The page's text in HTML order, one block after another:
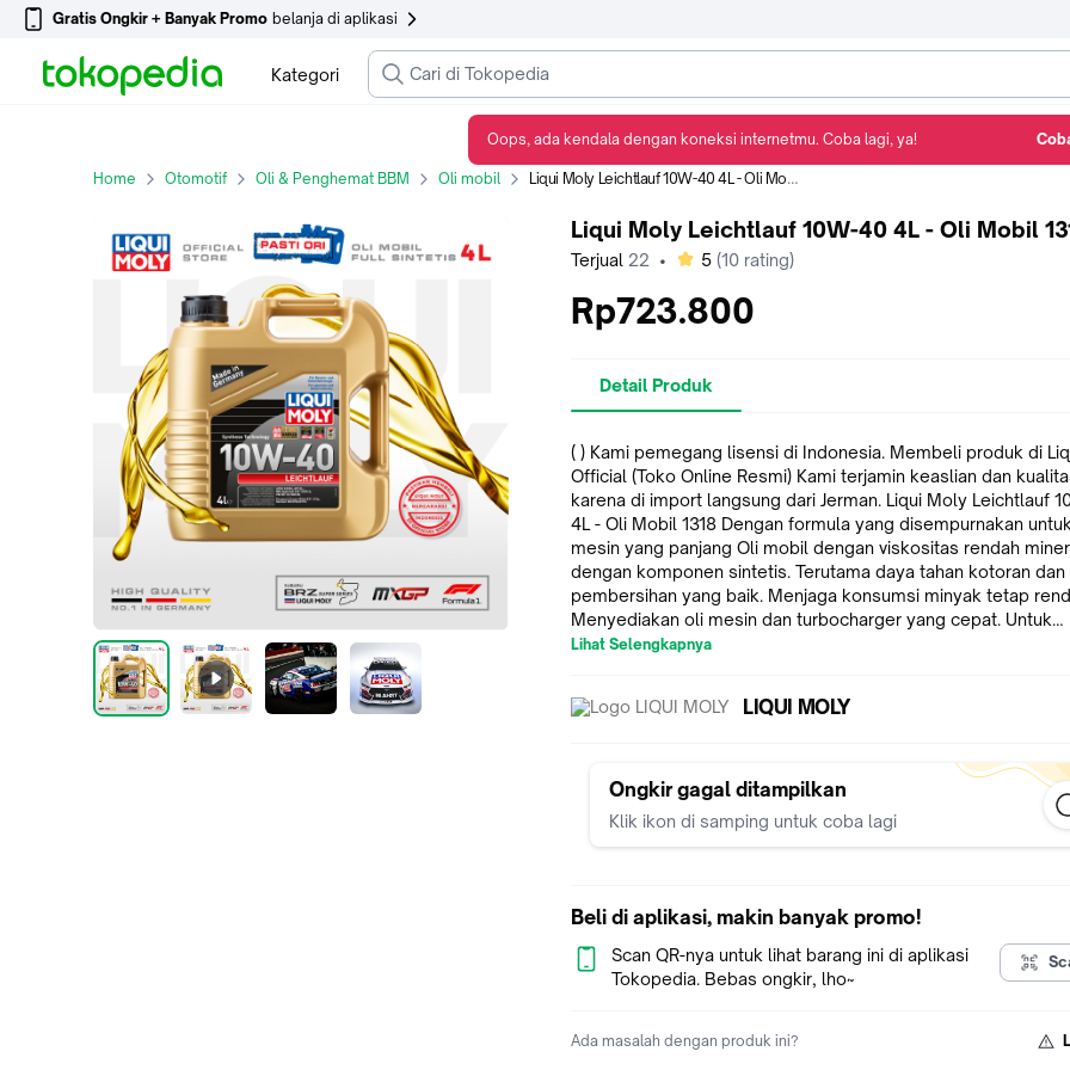
Gratis Ongkir + Banyak Promo belanja di aplikasi
Kategori
Liqui Moly Leichtlauf 10W-40 4L - Oli Mobil 1318
Home Otomotif Oli & Penghemat BBM Oli mobil Liqui Moly Leichtlauf 10W-40 4L - Oli Mobil 1318
Liqui Moly Leichtlauf 10W-40 4L - Oli Mobil
Terjual 22 • bintang
5 (10 rating)
Rp723.800
Detail Produk
( ) Kami pemegang lisensi di Indonesia. Membeli produk di Liqui Moly
Official (Toko Online Resmi) Kami terjamin keaslian dan
karena di import langsung dari Jerman. Liqui Moly Leichtlauf 10W-40
4L - Oli Mobil 1318 Dengan formula yang disempurnakan untuk usia
mesin yang panjang Oli mobil dengan viskositas rendah
dengan komponen sintetis. Terutama daya tahan kotoran dan
pembersihan yang baik. Menjaga konsumsi minyak tetap
Menyediakan oli mesin dan turbocharger yang cepat. Untuk
kendaraan dengan teknologi mesin yang sudah teruji dan diuji.
Peugoet Citroen (PSA) B71 2294 Renault RN 0700/0710 CATATAN:
masuk sampai pkl 16.30 WIB diproses dan dikirim dihari yang
pada hari operasional toko SENIN-JUMAT ( // ). Pembeli LUAR PULAU
JAWA pakai Sicepat Halu (ekonomi) atau JNE Trucking.
Lihat Selengkapnya
LIQUI MOLY
Ongkir gagal ditampilkan
Klik ikon di samping untuk coba lagi
Beli di aplikasi, makin banyak promo!
Scan QR-nya untuk lihat barang ini di aplikasi
Tokopedia. Bebas ongkir, lho~
Ada masalah dengan produk ini?
Oops, ada kendala dengan koneksi internetmu. Coba lagi, ya!